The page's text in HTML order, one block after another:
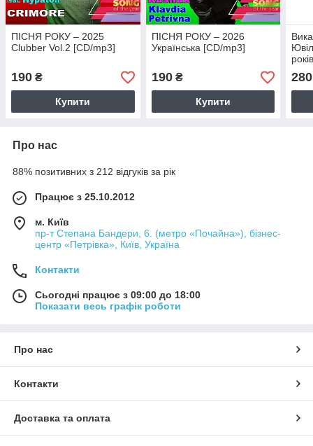
ПІСНЯ РОКУ – 2025
Clubber Vol.2 [CD/mp3]
190 ₴
Купити
ПІСНЯ РОКУ – 2026
Українська [CD/mp3]
190₴
Купити
280
Про нас
88% позитивних з 212 відгуків за рік
Працює з 25.10.2012
м. Київ
пр-т Степана Бандери, 6. (метро «Почайна»), бізнес-
центр «Петрівка», Київ, Україна
Контакти
Сьогодні працює з 09:00 до 18:00
Показати весь графік роботи
Про нас
Контакти
Доставка та оплата